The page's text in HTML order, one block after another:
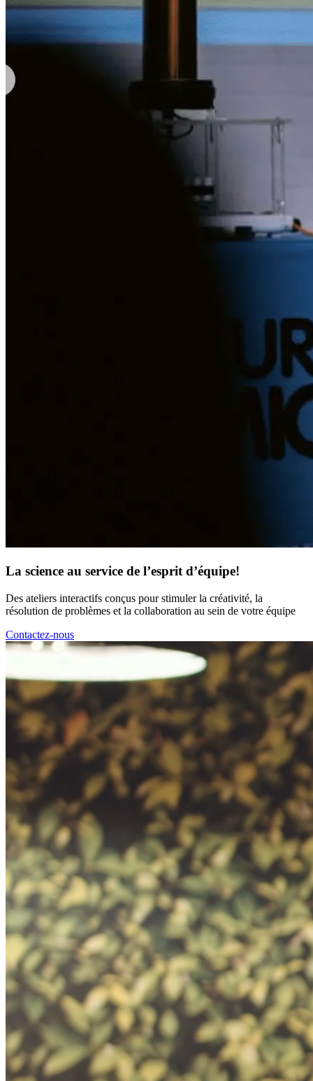
La science au service de l’esprit d’équipe!
Des ateliers interactifs conçus pour stimuler la créativité, la
résolution de problèmes et la collaboration au sein de votre équipe
Contactez-nous